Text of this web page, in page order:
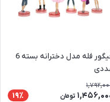
فیگور فله مدل دخترانه بسته 6
تومان 19٪